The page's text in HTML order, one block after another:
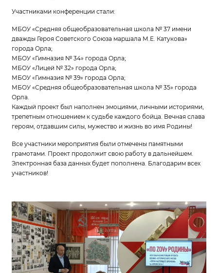
Участниками конференции стали:
МБОУ «Средняя общеобразовательная школа № 37 имени
дважды Героя Советского Союза маршала М.Е. Катукова»
города Орла;
МБОУ «Гимназия № 34» города Орла;
МБОУ «Лицей № 32» города Орла;
МБОУ «Гимназия № 39» города Орла;
МБОУ «Средняя общеобразовательная школа № 35» города
Орла.
Каждый проект был наполнен эмоциями, личными историями,
трепетным отношением к судьбе каждого бойца. Вечная слава
героям, отдавшим силы, мужество и жизнь во имя Родины!
Все участники мероприятия были отмечены памятными
грамотами. Проект продолжит свою работу в дальнейшем.
Электронная база данных будет пополнена. Благодарим всех
участников!